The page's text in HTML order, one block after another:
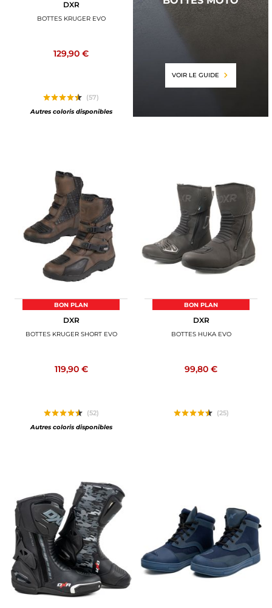
DXR
BOTTES KRUGER EVO
129,90 €
(57)
Autres coloris disponibles
VOIR LE GUIDE
BON PLAN
DXR
BOTTES KRUGER SHORT EVO
119,90 €
(52)
Autres coloris disponibles
BON PLAN
DXR
BOTTES HUKA EVO
99,80 €
(25)